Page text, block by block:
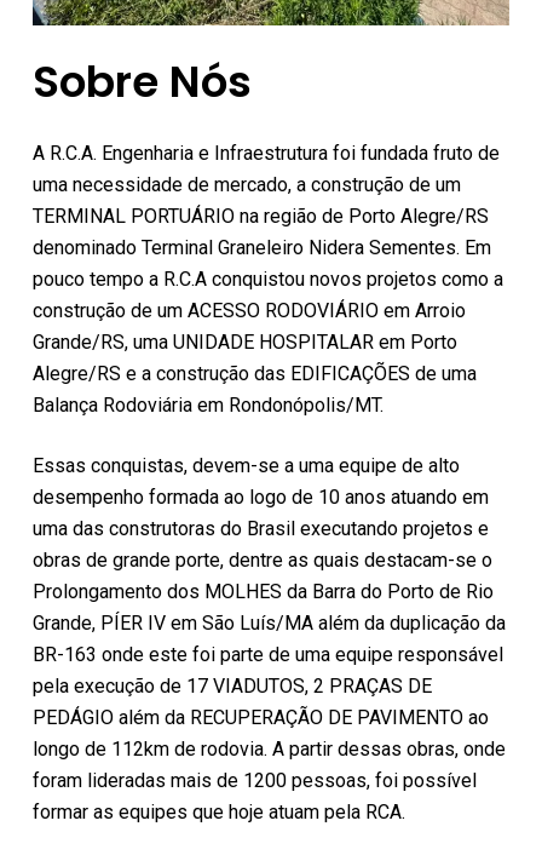
Sobre Nós
A R.C.A. Engenharia e Infraestrutura foi fundada fruto de
uma necessidade de mercado, a construção de um
TERMINAL PORTUÁRIO na região de Porto Alegre/RS
denominado Terminal Graneleiro Nidera Sementes. Em
pouco tempo a R.C.A conquistou novos projetos como a
construção de um ACESSO RODOVIÁRIO em Arroio
Grande/RS, uma UNIDADE HOSPITALAR em Porto
Alegre/RS e a construção das EDIFICAÇÕES de uma
Balança Rodoviária em Rondonópolis/MT.
Essas conquistas, devem-se a uma equipe de alto
desempenho formada ao logo de 10 anos atuando em
uma das construtoras do Brasil executando projetos e
obras de grande porte, dentre as quais destacam-se o
Prolongamento dos MOLHES da Barra do Porto de Rio
Grande, PÍER IV em São Luís/MA além da duplicação da
BR-163 onde este foi parte de uma equipe responsável
pela execução de 17 VIADUTOS, 2 PRAÇAS DE
PEDÁGIO além da RECUPERAÇÃO DE PAVIMENTO ao
longo de 112km de rodovia. A partir dessas obras, onde
foram lideradas mais de 1200 pessoas, foi possível
formar as equipes que hoje atuam pela RCA.